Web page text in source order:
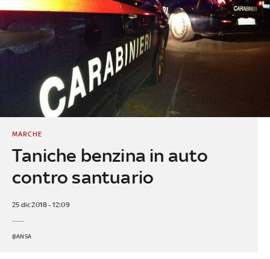
Taniche benzina in auto
contro santuario
MARCHE
25 dic 2018 - 12:09
@ANSA